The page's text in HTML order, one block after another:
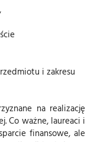
i zakresu
na realizację
Co ważne, laureaci i
finansowe, ale